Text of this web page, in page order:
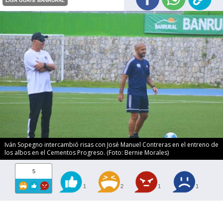
Iván Sopegno intercambió risas con José Manuel Contreras en el entreno de
los albos en el Cementos Progreso. (Foto: Bernie Morales)
5
1 2 1 1